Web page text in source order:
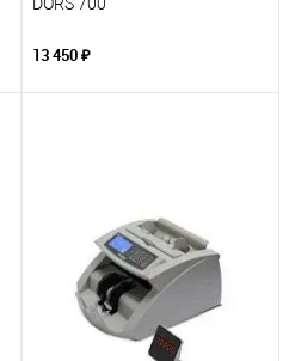
13 450 ₽